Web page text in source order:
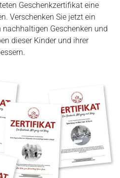
Geschenkzertifikat eine
Verschenken Sie jetzt ein
Geschenken und
dieser Kinder und ihrer